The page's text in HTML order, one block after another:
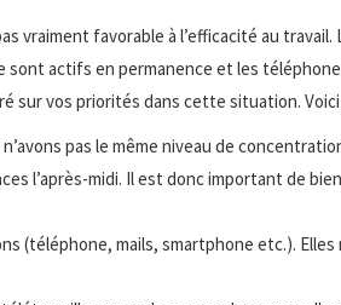
vraiment favorable à l’efficacité au
actifs en permanence et les
sur vos priorités dans cette situation.
pas le même niveau de
l’après-midi. Il est donc important de
(téléphone, mails, smartphone etc.).